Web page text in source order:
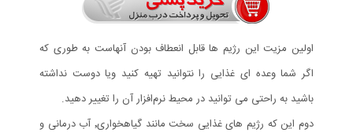
اولین مزیت این رژیم ها قابل انعطاف بودن آنهاست به طوری که
اگر شما وعده ای غذایی را نتوانید تهیه کنید ویا دوست نداشته
باشید به راحتی می توانید در محیط نرم‌افزار آن را تغییر دهید.
دوم این که رژیم های غذایی سخت مانند گیاهخواری٬ آب درمانی و